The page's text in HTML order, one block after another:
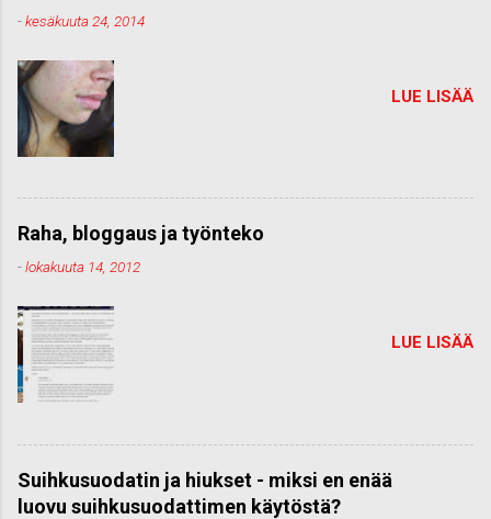
-kesäkuuta 24, 2014
LUE LISÄÄ
Raha, bloggaus ja työnteko
-lokakuuta 14, 2012
LUE LISÄÄ
Suihkusuodatin ja hiukset - miksi en enää
luovu suihkusuodattimen käytöstä?